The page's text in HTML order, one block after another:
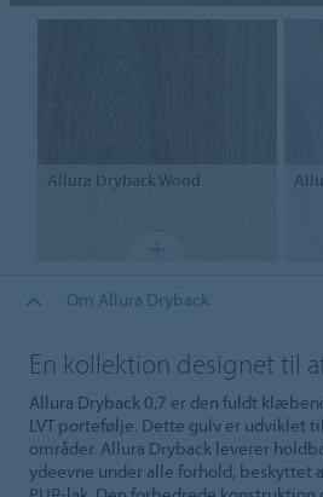
Allura DrybackWood
Om Allura Dryback
En kollektion designet til
Allura Dryback 0,7 er den fuldt
LVT portefølje. Dette gulv er udviklet
områder. Allura Dryback leverer
ydeevne under alle forhold, beskyttet